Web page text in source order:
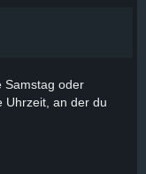
Samstag oder
Uhrzeit, an der du